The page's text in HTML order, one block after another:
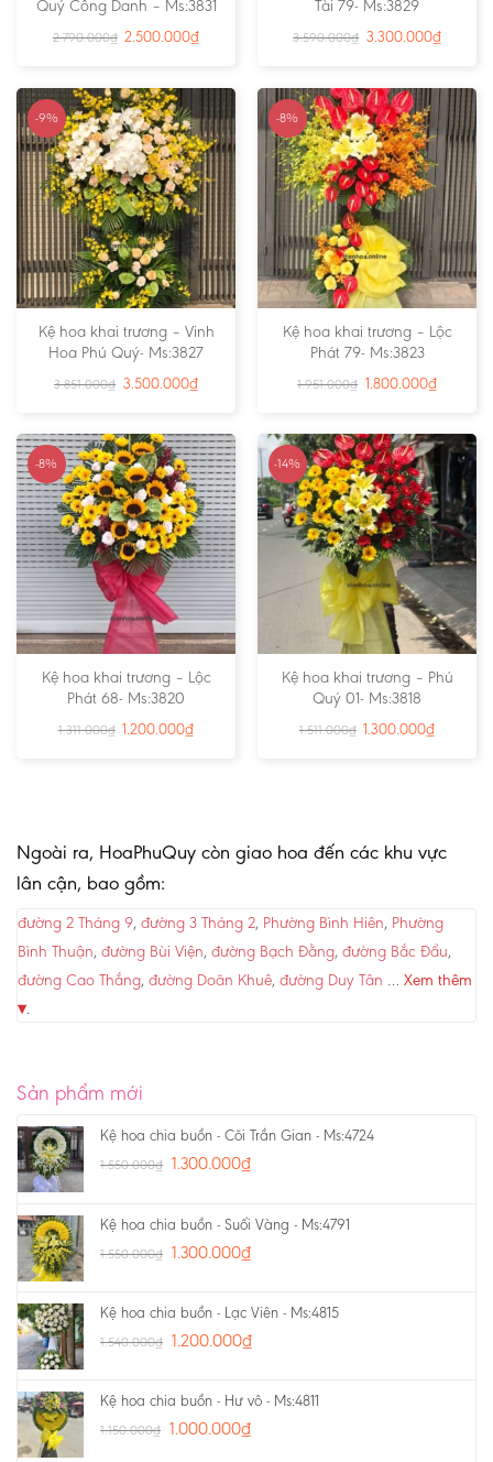
Quý Công Danh – Ms:3831
2.790.000₫ 2.500.000₫
Tài 79- Ms:3829
3.590.000₫ 3.300.000₫
-9%
Kệ hoa khai trương – Vinh
Hoa Phú Quý- Ms:3827
3.851.000₫ 3.500.000₫
-8%
Kệ hoa khai trương – Lộc
Phát 79- Ms:3823
1.951.000₫ 1.800.000₫
-8%
Kệ hoa khai trương – Lộc
Phát 68- Ms:3820
1.311.000₫ 1.200.000₫
-14%
Kệ hoa khai trương – Phú
Quý 01- Ms:3818
1.511.000₫ 1.300.000₫
Ngoài ra, HoaPhuQuy còn giao hoa đến các khu vực
lân cận, bao gồm:
đường 2 Tháng 9, đường 3 Tháng 2, Phường Bình Hiên, Phường
Bình Thuận, đường Bùi Viện, đường Bạch Đằng, đường Bắc Đẩu,
đường Cao Thắng, đường Doãn Khuê, đường Duy Tân … Xem thêm
▾.
Sản phẩm mới
Kệ hoa chia buồn - Cõi Trần Gian - Ms:4724
1.550.000₫ 1.300.000₫
Kệ hoa chia buồn - Suối Vàng - Ms:4791
1.550.000₫ 1.300.000₫
Kệ hoa chia buồn - Lạc Viên - Ms:4815
1.540.000₫ 1.200.000₫
Kệ hoa chia buồn - Hư vô - Ms:4811
1.150.000₫ 1.000.000₫